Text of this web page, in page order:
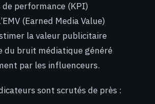
performance (KPI)
(Earned Media Value)
la valeur publicitaire
du bruit médiatique généré
par les influenceurs.
sont scrutés de près :